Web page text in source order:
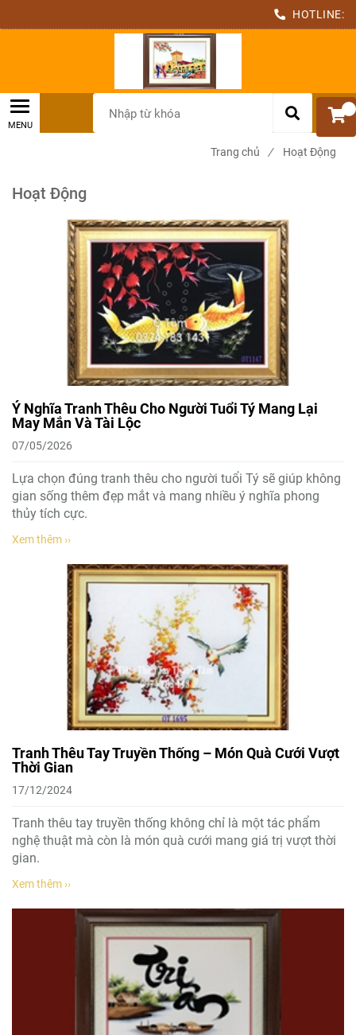
HOTLINE:
Trang chủ / Hoạt Động
Hoạt Động
Ý Nghĩa Tranh Thêu Cho Người Tuổi Tý Mang Lại
May Mắn Và Tài Lộc
07/05/2026
Lựa chọn đúng tranh thêu cho người tuổi Tý sẽ giúp không
gian sống thêm đẹp mắt và mang nhiều ý nghĩa phong
thủy tích cực.
Xem thêm ››
Tranh Thêu Tay Truyền Thống – Món Quà Cưới Vượt
Thời Gian
17/12/2024
Tranh thêu tay truyền thống không chỉ là một tác phẩm
nghệ thuật mà còn là món quà cưới mang giá trị vượt thời
gian.
Xem thêm ››